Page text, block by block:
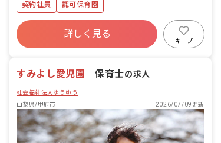
契約社員 認可保育園
詳しく見る
キープ
すみよし愛児園 ｜保育士の求人
社会福祉法人ゆうゆう
山梨県/甲府市
2026/07/09更新